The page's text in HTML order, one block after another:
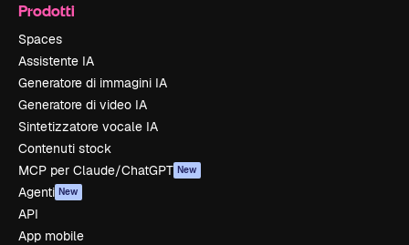
Prodotti
Spaces
Assistente IA
Generatore di immagini IA
Generatore di video IA
Sintetizzatore vocale IA
Contenuti stock
MCP per Claude/ChatGPT New
Agenti New
API
App mobile